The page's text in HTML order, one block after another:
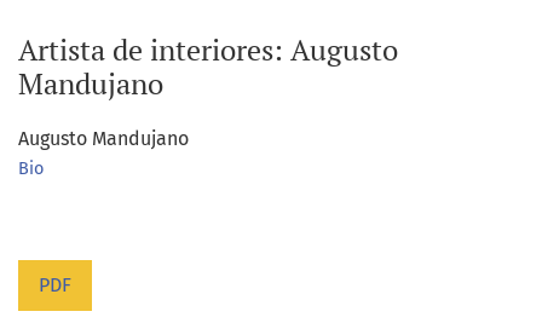
Artista de interiores: Augusto
Mandujano
Augusto Mandujano
Bio
PDF